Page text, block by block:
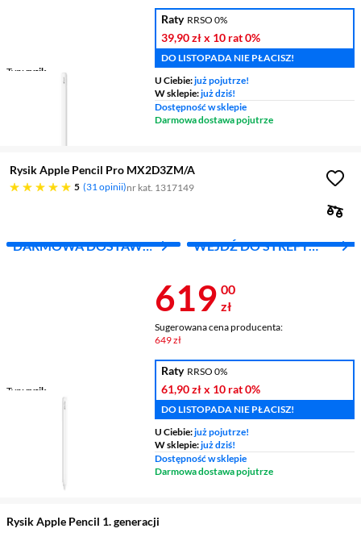
Typ rysik
Raty RRSO 0%
39,90 złx 10 rat0%
DO LISTOPADA NIE PŁACISZ!
U Ciebie:już pojutrze!
W sklepie:już dziś!
Dostępność w sklepie
Darmowa dostawa pojutrze
Rysik Apple Pencil Pro MX2D3ZM/A
5
pięć gwiazdek 31 opinii nr kat. 1317149
DARMOWA DOSTAWA
WEJDŹ DO STREFY
Typ rysik
Cena 619 zł
619 00
zł
Sugerowana cena producenta:
649 zł
Raty RRSO 0%
61,90 złx 10 rat0%
DO LISTOPADA NIE PŁACISZ!
U Ciebie:już pojutrze!
W sklepie:już dziś!
Dostępność w sklepie
Darmowa dostawa pojutrze
Rysik Apple Pencil 1. generacji